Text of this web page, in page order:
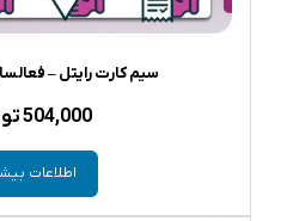
سیم کارت رایتل –
504,000
اطلاعات